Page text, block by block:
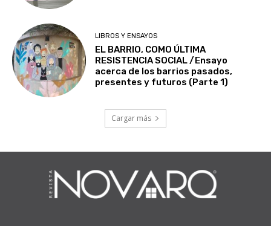
LIBROS Y ENSAYOS
EL BARRIO, COMO ÚLTIMA
RESISTENCIA SOCIAL /Ensayo
acerca de los barrios pasados,
presentes y futuros (Parte 1)
Cargar más